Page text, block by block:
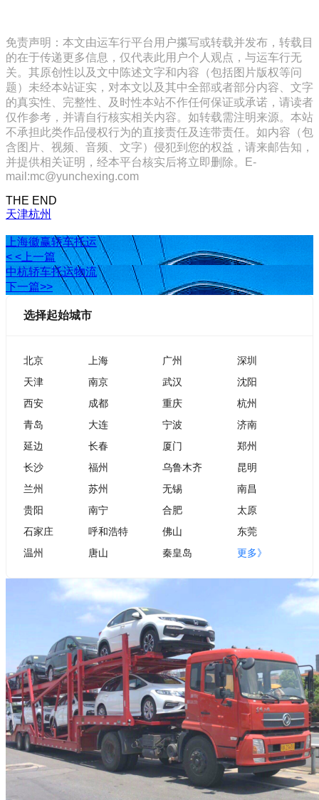
免责声明：本文由运车行平台用户攥写或转载并发布，转载目
的在于传递更多信息，仅代表此用户个人观点，与运车行无
关。其原创性以及文中陈述文字和内容（包括图片版权等问
题）未经本站证实，对本文以及其中全部或者部分内容、文字
的真实性、完整性、及时性本站不作任何保证或承诺，请读者
仅作参考，并请自行核实相关内容。如转载需注明来源。本站
不承担此类作品侵权行为的直接责任及连带责任。如内容（包
含图片、视频、音频、文字）侵犯到您的权益，请来邮告知，
并提供相关证明，经本平台核实后将立即删除。E-
mail:mc@yunchexing.com
THE END
天津杭州
上海徽赢轿车托运
< <上一篇
中杭轿车托运物流
下一篇>>
选择起始城市
北京 上海 广州
深圳
天津
南京 武汉
沈阳
西安
成都 重庆
杭州
青岛
大连 宁波
济南
延边
长春 厦门
郑州
长沙
福州 乌鲁木齐
昆明
兰州
苏州 无锡
南昌
贵阳
南宁 合肥
太原
石家庄
呼和浩特 佛山
东莞
温州
唐山 秦皇岛 更多》